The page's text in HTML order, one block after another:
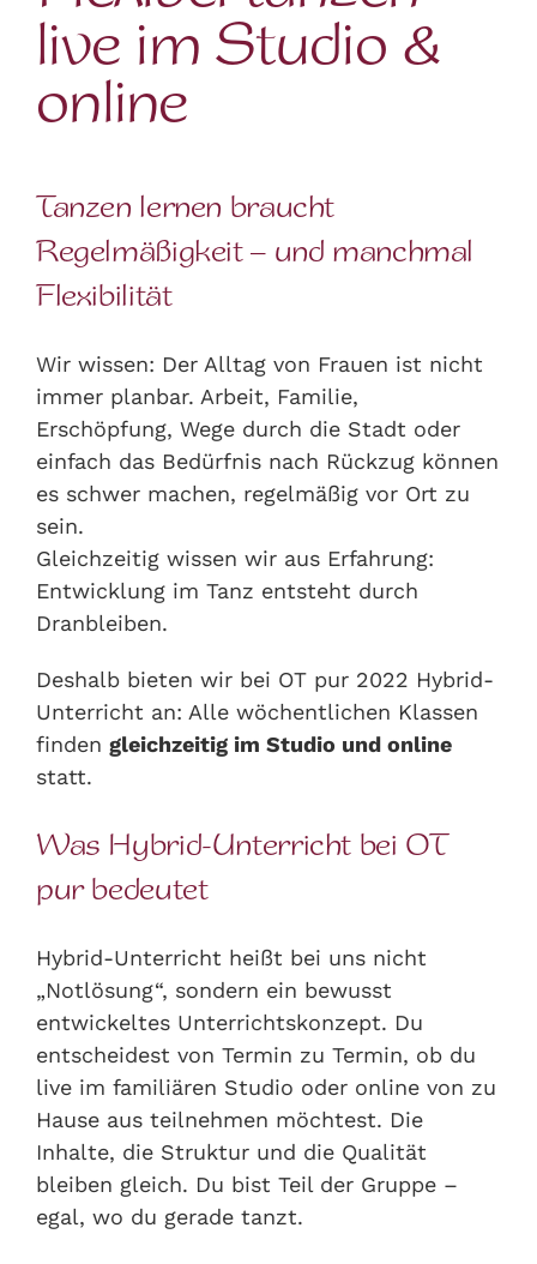
live im Studio &
online
Tanzen lernen braucht
Regelmäßigkeit – und manchmal
Flexibilität
Wir wissen: Der Alltag von Frauen ist nicht
immer planbar. Arbeit, Familie,
Erschöpfung, Wege durch die Stadt oder
einfach das Bedürfnis nach Rückzug können
es schwer machen, regelmäßig vor Ort zu
sein.
Gleichzeitig wissen wir aus Erfahrung:
Entwicklung im Tanz entsteht durch
Dranbleiben.
Deshalb bieten wir bei OT pur 2022 Hybrid-
Unterricht an: Alle wöchentlichen Klassen
finden gleichzeitig im Studio und online
statt.
Was Hybrid-Unterricht bei OT
pur bedeutet
Hybrid-Unterricht heißt bei uns nicht
„Notlösung“, sondern ein bewusst
entwickeltes Unterrichtskonzept. Du
entscheidest von Termin zu Termin, ob du
live im familiären Studio oder online von zu
Hause aus teilnehmen möchtest. Die
Inhalte, die Struktur und die Qualität
bleiben gleich. Du bist Teil der Gruppe –
egal, wo du gerade tanzt.